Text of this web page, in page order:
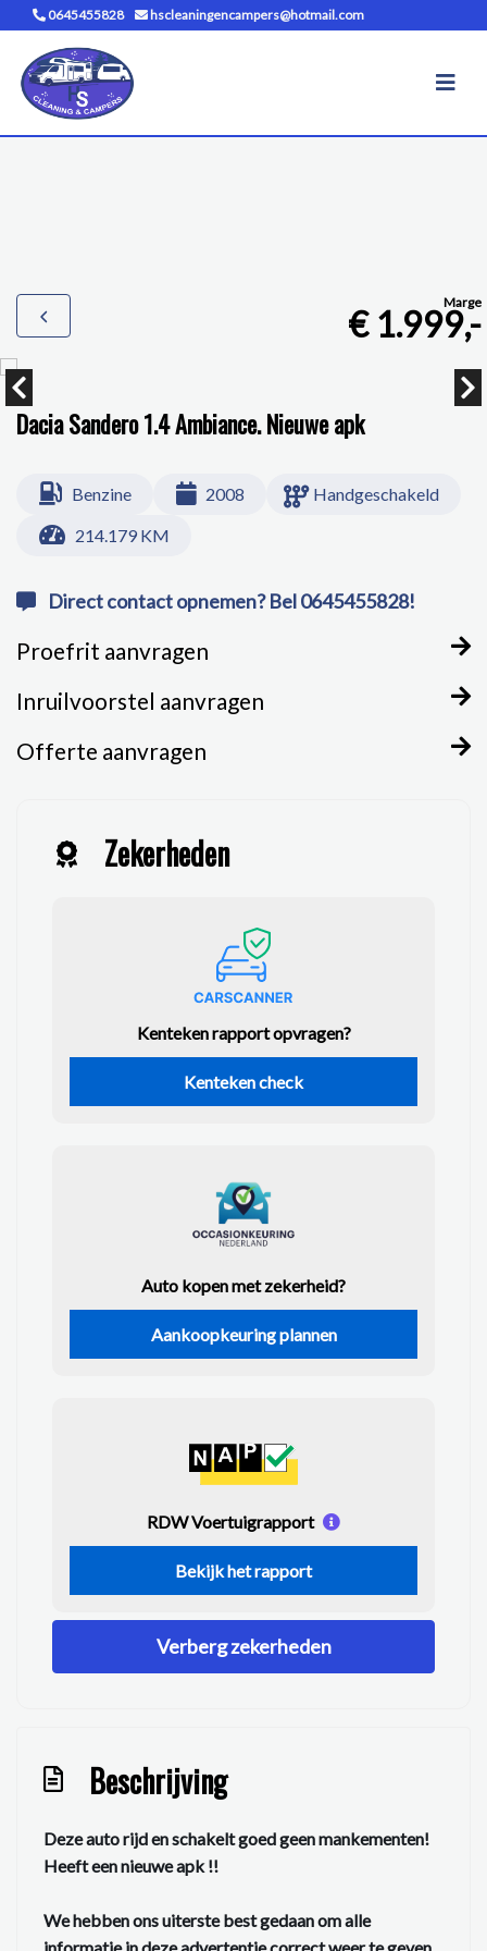
0645455828 hscleaningencampers@hotmail.com
Marge
€ 1.999,-
Dacia Sandero 1.4 Ambiance. Nieuwe apk
Benzine 2008
Handgeschakeld
214.179 KM
Direct contact opnemen? Bel 0645455828!
Proefrit aanvragen
Inruilvoorstel aanvragen
Offerte aanvragen
Zekerheden
Kenteken rapport opvragen?
Kenteken check
Auto kopen met zekerheid?
Aankoopkeuring plannen
RDW Voertuigrapport
Bekijk het rapport
Verberg zekerheden
Beschrijving
Deze auto rijd en schakelt goed geen mankementen!
Heeft een nieuwe apk !!
We hebben ons uiterste best gedaan om alle